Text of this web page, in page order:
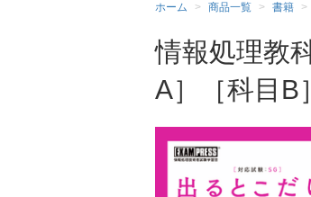
ホーム 商品一覧 書籍
情報処理教
A］［科目B